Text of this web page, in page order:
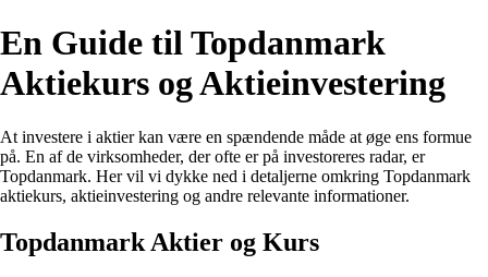
En Guide til Topdanmark
Aktiekurs og Aktieinvestering
At investere i aktier kan være en spændende måde at øge ens formue
på. En af de virksomheder, der ofte er på investoreres radar, er
Topdanmark. Her vil vi dykke ned i detaljerne omkring Topdanmark
aktiekurs, aktieinvestering og andre relevante informationer.
Topdanmark Aktier og Kurs